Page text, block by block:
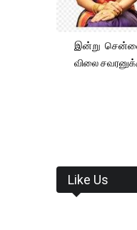
இன்று
விலை
Like Us